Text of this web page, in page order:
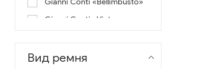
Gianni Conti «Bellimbusto»
Gianni Conti «Vintage»
pochino di colore»
Gianni Conti «Antico»
Вид ремня